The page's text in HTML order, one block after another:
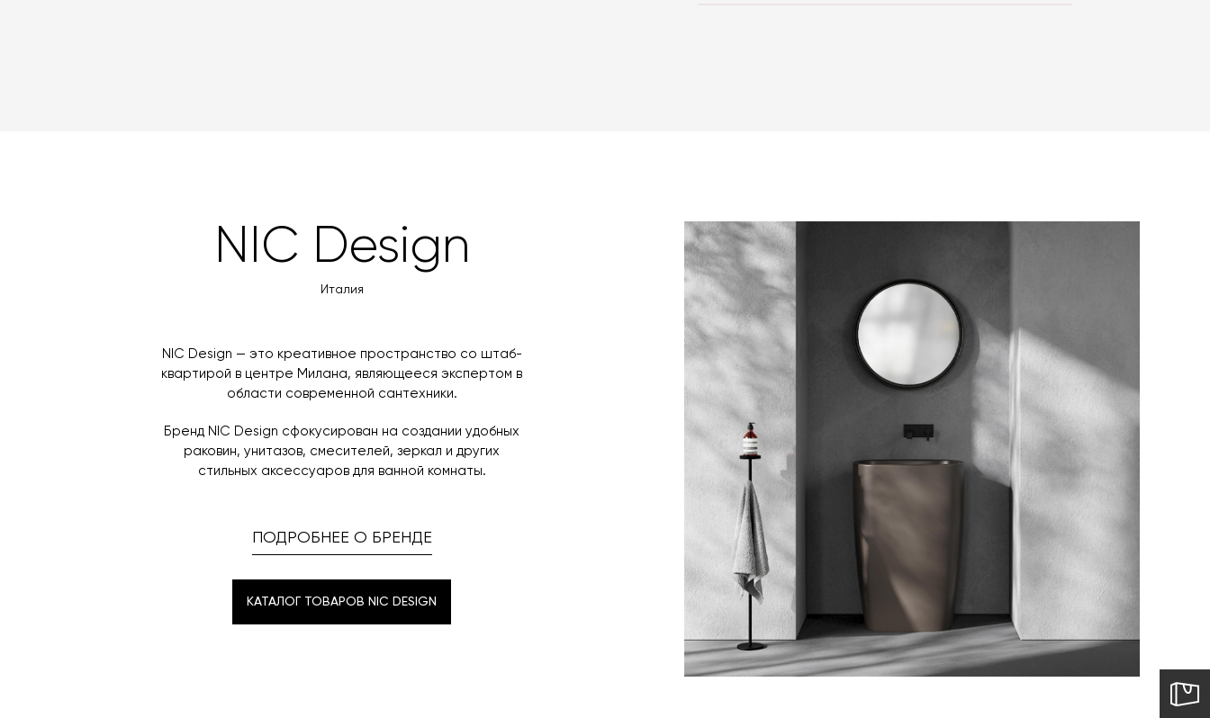
NIC Design
Италия
NIC Design — это креативное пространство со штаб-
квартирой в центре Милана, являющееся экспертом в
области современной сантехники.
Бренд NIC Design сфокусирован на создании удобных
раковин, унитазов, смесителей, зеркал и других
стильных аксессуаров для ванной комнаты.
ПОДРОБНЕЕ О БРЕНДЕ
КАТАЛОГ ТОВАРОВ NIC DESIGN